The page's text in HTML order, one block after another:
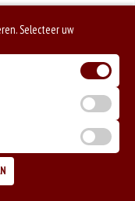
Selecteer uw